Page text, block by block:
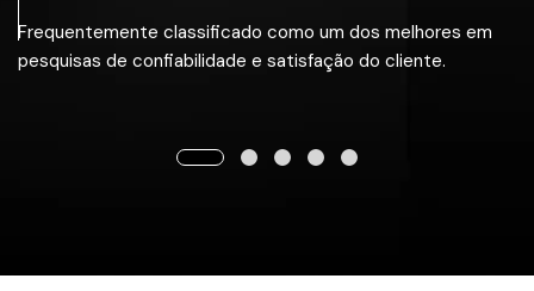
Frequentemente classificado como um dos melhores em
pesquisas de confiabilidade e satisfação do cliente.